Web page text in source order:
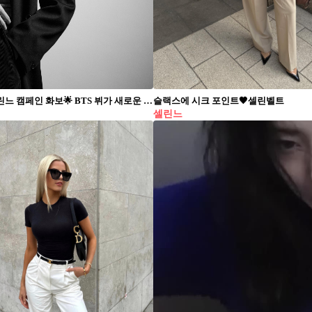
BTS V, 셀린느 캠페인 화보🌟 BTS 뷔가 새로운 셀린느 화보와 함께 패션쇼 일정을 공개했습니다. CELINE Hiver 2026 패션쇼는 파리 현지 시간, 3월 7일 오후 12시에 열립니다. 슬랙스에 시크 포인트🖤셀린벨트
셀린느